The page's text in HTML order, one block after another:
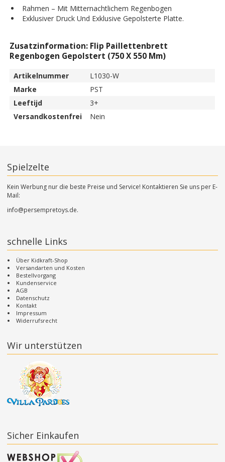
Rahmen – Mit Mitternachtlichem Regenbogen
Exklusiver Druck Und Exklusive Gepolsterte Platte.
Zusatzinformation: Flip Paillettenbrett
Regenbogen Gepolstert (750 X 550 Mm)
Artikelnummer
L1030-W
Marke
PST
Leeftijd
3+
Versandkostenfrei
Nein
Spielzelte
Kein Werbung nur die beste Preise und Service! Kontaktieren Sie uns per E-
Mail:
info@persempretoys.de.
schnelle Links
Über Kidkraft-Shop
Versandarten und Kosten
Bestellvorgang
Kundenservice
AGB
Datenschutz
Kontakt
Impressum
Widerrufsrecht
Wir unterstützen
Sicher Einkaufen